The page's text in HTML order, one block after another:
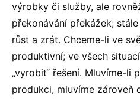
výrobky či služby, ale
překonávání překážek;
růst a zrát. Chceme-li ve
produktivní; ve všech
„vyrobit“ řešení. Mluvíme-
produkci, mluvíme zároveň